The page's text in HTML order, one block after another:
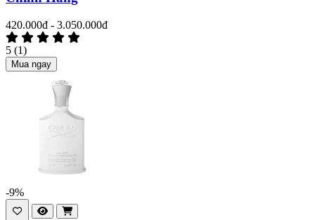
420.000đ - 3.050.000đ
5 (1)
Mua ngay
-9%